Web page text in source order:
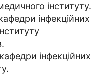
інституту.
інфекційних
інфекційних